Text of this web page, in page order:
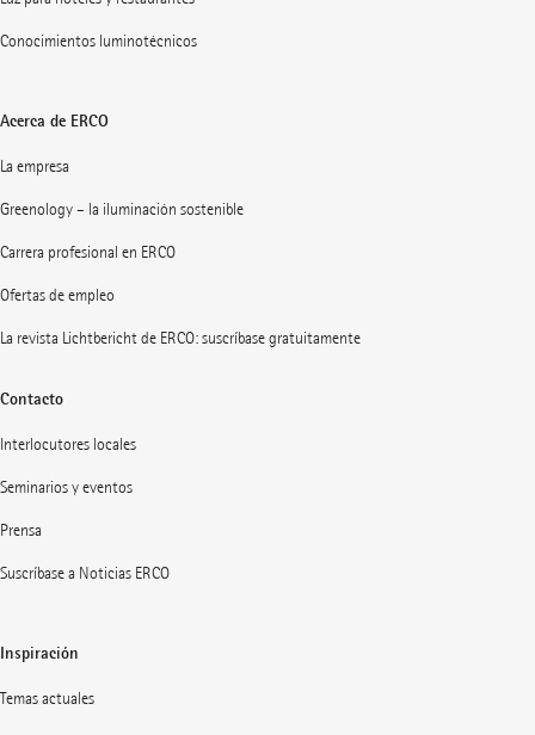
Conocimientos luminotécnicos
Acerca de ERCO
La empresa
Greenology – la iluminación sostenible
Carrera profesional en ERCO
Ofertas de empleo
La revista Lichtbericht de ERCO: suscríbase gratuitamente
Contacto
Interlocutores locales
Seminarios y eventos
Prensa
Suscríbase a Noticias ERCO
Inspiración
Temas actuales